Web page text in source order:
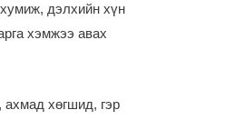
дэлхийн хүн
хэмжээ авах
ахмад хөгшид, гэр